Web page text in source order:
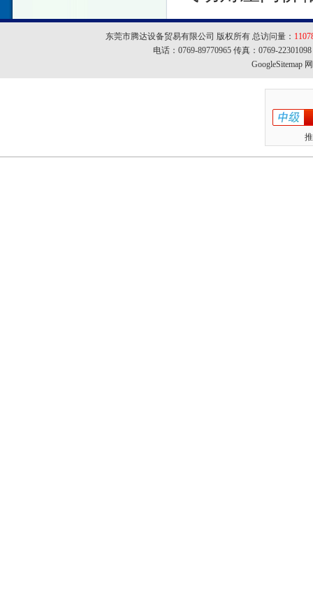
东莞市腾达设备贸易有限公司 版权所有 总访问量：
电话：0769-89770965 传真：0769-
GoogleSitemap网